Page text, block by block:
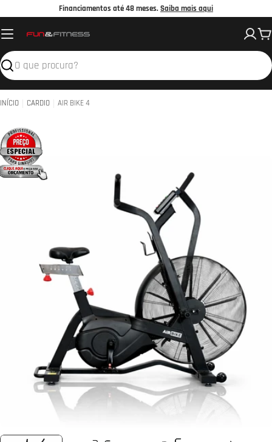
o
conteúdo
Financiamentos até 48 meses.Saiba mais aqui
Pesquisar
INÍCIO CARDIO AIR BIKE 4
media 0 em modal